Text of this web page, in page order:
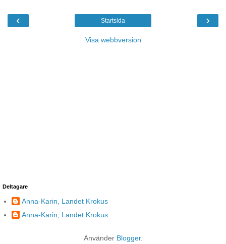
‹ ›
Startsida
Visa webbversion
Deltagare
Anna-Karin, Landet Krokus
Anna-Karin, Landet Krokus
Använder Blogger.